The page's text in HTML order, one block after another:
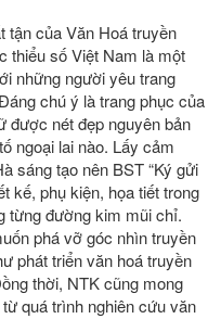
tận của Văn Hoá truyền
thiểu số Việt Nam là một
những người yêu trang
chú ý là trang phục của
được nét đẹp nguyên bản
ngoại lai nào. Lấy cảm
sáng tạo nên BST “Ký gửi
kế, phụ kiện, họa tiết trong
từng đường kim mũi chỉ.
phá vỡ góc nhìn truyền
phát triển văn hoá truyền
thời, NTK cũng mong
quá trình nghiên cứu văn